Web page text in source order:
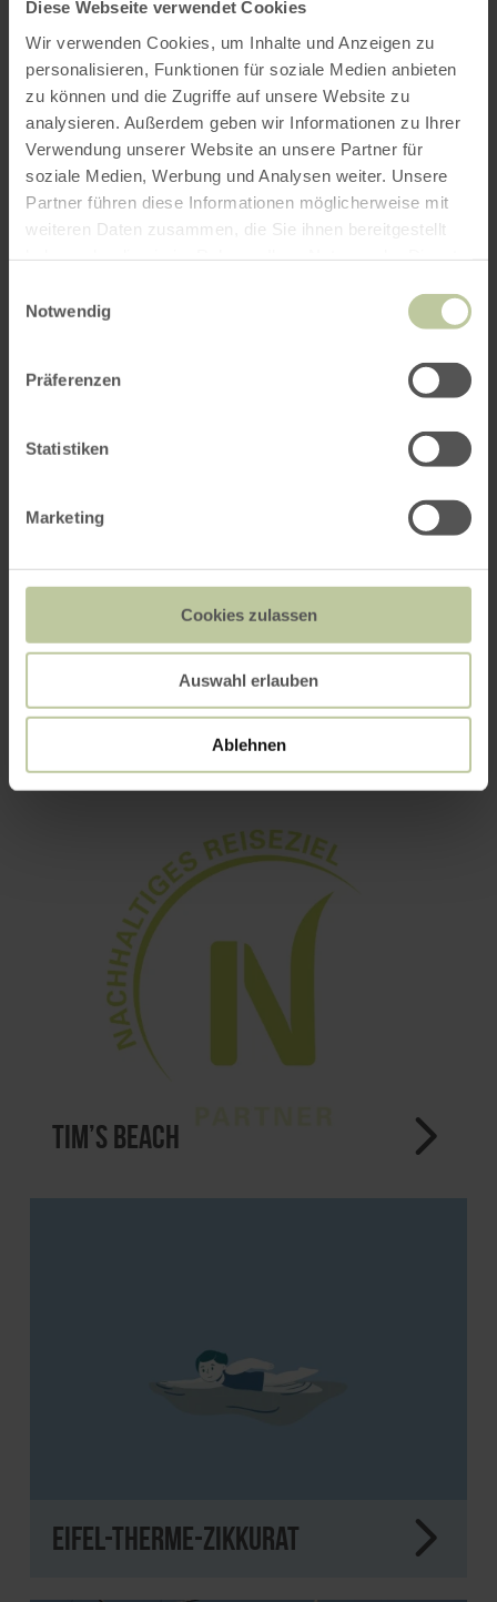
Diese Webseite verwendet Cookies
Wir verwenden Cookies, um Inhalte und Anzeigen zu
personalisieren, Funktionen für soziale Medien anbieten
zu können und die Zugriffe auf unsere Website zu
analysieren. Außerdem geben wir Informationen zu Ihrer
Verwendung unserer Website an unsere Partner für
soziale Medien, Werbung und Analysen weiter. Unsere
Partner führen diese Informationen möglicherweise mit
weiteren Daten zusammen, die Sie ihnen bereitgestellt
Notwendig
Präferenzen
Statistiken
Marketing
Cookies zulassen
Auswahl erlauben
Ablehnen
ROUTE PLANEN
Das könnte Sie auch
interessieren
Tim’s Beach
Eifel-Therme-Zikkurat